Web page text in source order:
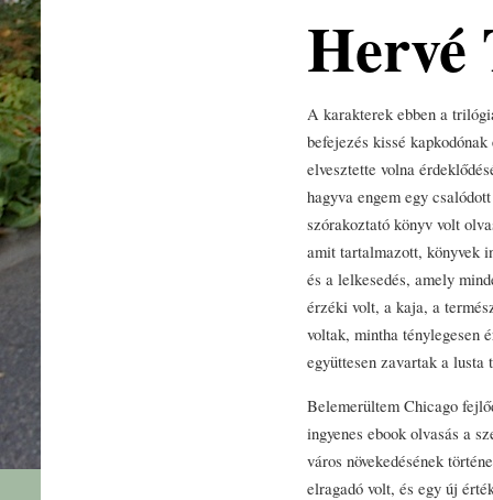
Hervé
A karakterek ebben a
befejezés kissé
elvesztette volna
hagyva engem egy
szórakoztató könyv volt
amit tartalmazott, könyvek
és a lelkesedés, amely
érzéki volt, a kaja, a
voltak, mintha ténylegesen
együttesen zavartak a lusta
Belemerültem Chicago
ingyenes ebook olvasás a
város növekedésének
elragadó volt, és egy új